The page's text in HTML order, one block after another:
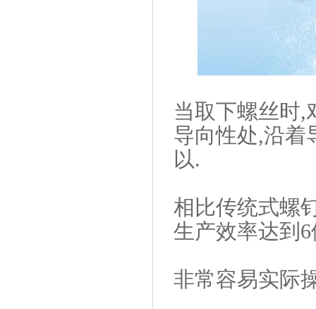
当取下螺丝时,
导向性处,沿着
以.
相比传统式螺
生产效率达到
非常容易实际